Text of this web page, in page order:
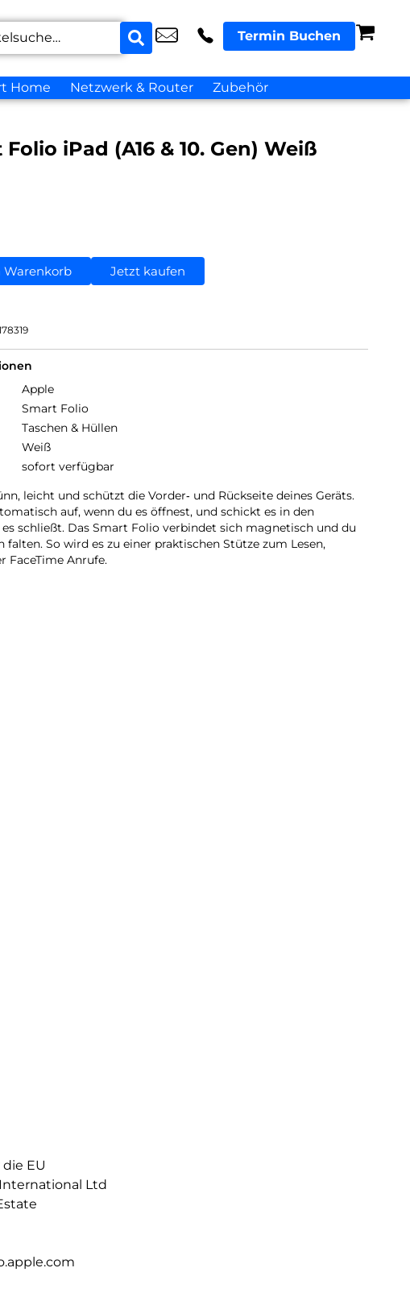
Termin Buchen
Home Netzwerk & Router Zubehör
iPad (A16 & 10. Gen) Weiß
Warenkorb Jetzt kaufen
Apple
Smart Folio
Taschen & Hüllen
Weiß
sofort verfügbar
leicht und schützt die Vorder‑ und Rückseite deines Geräts.
auf, wenn du es öffnest, und schickt es in den
schließt. Das Smart Folio verbindet sich magnetisch und du
falten. So wird es zu einer praktischen Stütze zum Lesen,
FaceTime Anrufe.
EU
Ltd